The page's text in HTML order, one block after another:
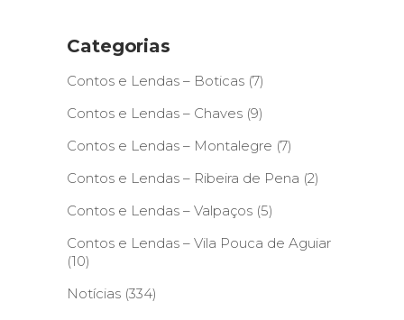
Categorias
Contos e Lendas – Boticas (7)
Contos e Lendas – Chaves (9)
Contos e Lendas – Montalegre (7)
Contos e Lendas – Ribeira de Pena (2)
Contos e Lendas – Valpaços (5)
Contos e Lendas – Vila Pouca de Aguiar
(10)
Notícias (334)